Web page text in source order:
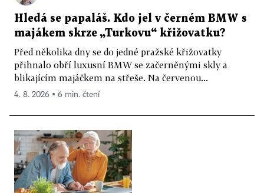
Hledá se papaláš. Kdo jel v černém BMW s
majákem skrze „Turkovu“ křižovatku?
Před několika dny se do jedné pražské křižovatky
přihnalo obří luxusní BMW se začerněnými skly a
blikajícím majáčkem na střeše. Na červenou...
4. 8. 2026 ▪ 6 min. čtení